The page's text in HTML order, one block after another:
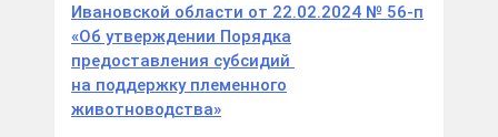
Ивановской области от 22.02.2024 № 56-п
«Об утверждении Порядка
предоставления субсидий
на поддержку племенного
животноводства»